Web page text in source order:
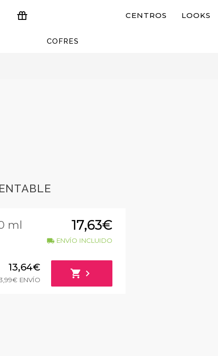
ESTUCHES Y REGALOS
CENTROS LOOKS
COFRES
ml 17,63€
local_shipping ENVÍO INCLUIDO
13,64€
ENVÍO
shopping_cart chevron_right